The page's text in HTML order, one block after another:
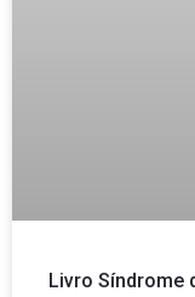
Livro Síndrome